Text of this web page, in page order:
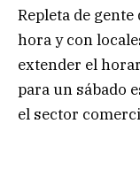
Repleta de
hora y con
extender el
para un sábado
el sector